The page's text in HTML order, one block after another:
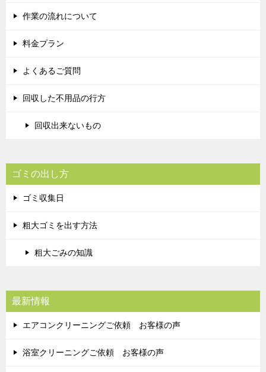
作業の流れについて
料金プラン
よくあるご質問
回収した不用品の行方
回収出来ないもの
ゴミの出し方
ゴミ収集日
粗大ゴミを出す方法
粗大ごみの知識
最新情報
エアコンクリーニングご依頼 お客様の声
浴室クリーニングご依頼 お客様の声